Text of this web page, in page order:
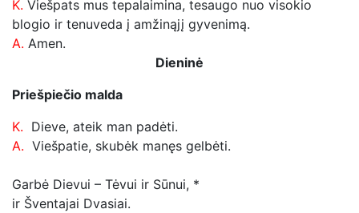
K. Viešpats mus tepalaimina, tesaugo nuo visokio
blogio ir tenuveda į amžinąjį gyvenimą.
A. Amen.
Dieninė
Priešpiečio malda
K. Dieve, ateik man padėti.
A. Viešpatie, skubėk manęs gelbėti.
Garbė Dievui – Tėvui ir Sūnui, *
ir Šventajai Dvasiai.